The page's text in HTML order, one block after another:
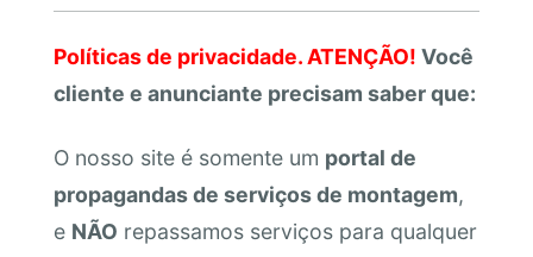
Políticas de privacidade. ATENÇÃO! Você
cliente e anunciante precisam saber que:
O nosso site é somente um portal de
propagandas de serviços de montagem,
e NÃO repassamos serviços para qualquer